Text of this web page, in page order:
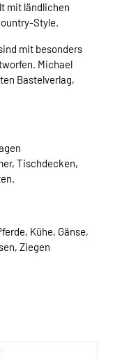
mit ländlichen
Style.
mit besonders
Michael
Bastelverlag,
Tischdecken,
Kühe, Gänse,
Ziegen